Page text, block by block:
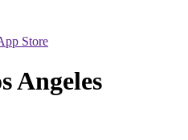
Store
Angeles